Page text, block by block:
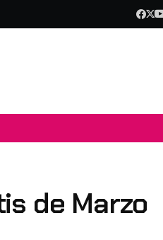
de Marzo